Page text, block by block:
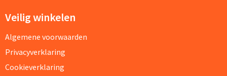
Veilig winkelen
Algemene voorwaarden
Privacyverklaring
Cookieverklaring